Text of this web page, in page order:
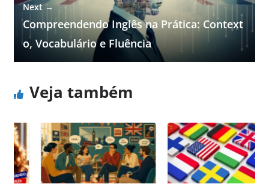
Next →
Compreendendo Inglês na Prática: Context
o, Vocabulário e Fluência
Veja também